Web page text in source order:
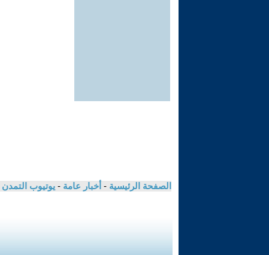
الصفحة الرئيسية - أخبار عامة - يوتيوب التمدن